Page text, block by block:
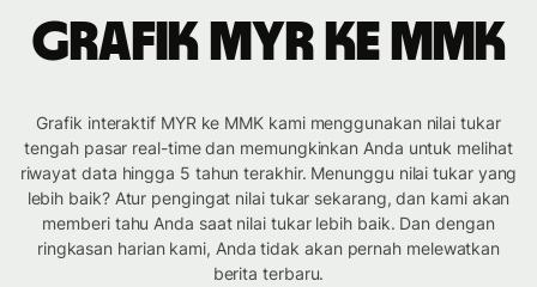
Grafik MYR ke MMK
Grafik interaktif MYR ke MMK kami menggunakan nilai tukar
tengah pasar real-time dan memungkinkan Anda untuk melihat
riwayat data hingga 5 tahun terakhir. Menunggu nilai tukar yang
lebih baik? Atur pengingat nilai tukar sekarang, dan kami akan
memberi tahu Anda saat nilai tukar lebih baik. Dan dengan
ringkasan harian kami, Anda tidak akan pernah melewatkan
berita terbaru.